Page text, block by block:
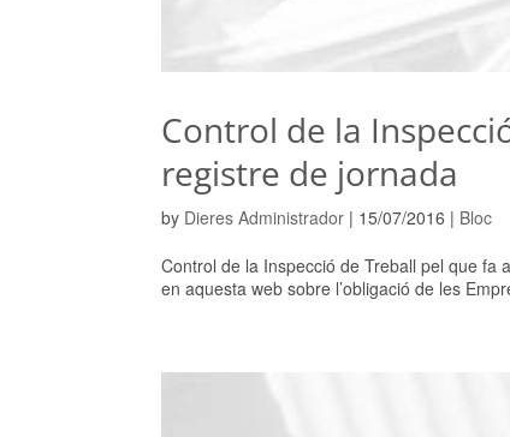
Control de la
registre de jornada
by Dieres Administrador | 15/07/2016 | Bloc
Control de la Inspecció de Treball pel que fa
en aquesta web sobre l’obligació de les